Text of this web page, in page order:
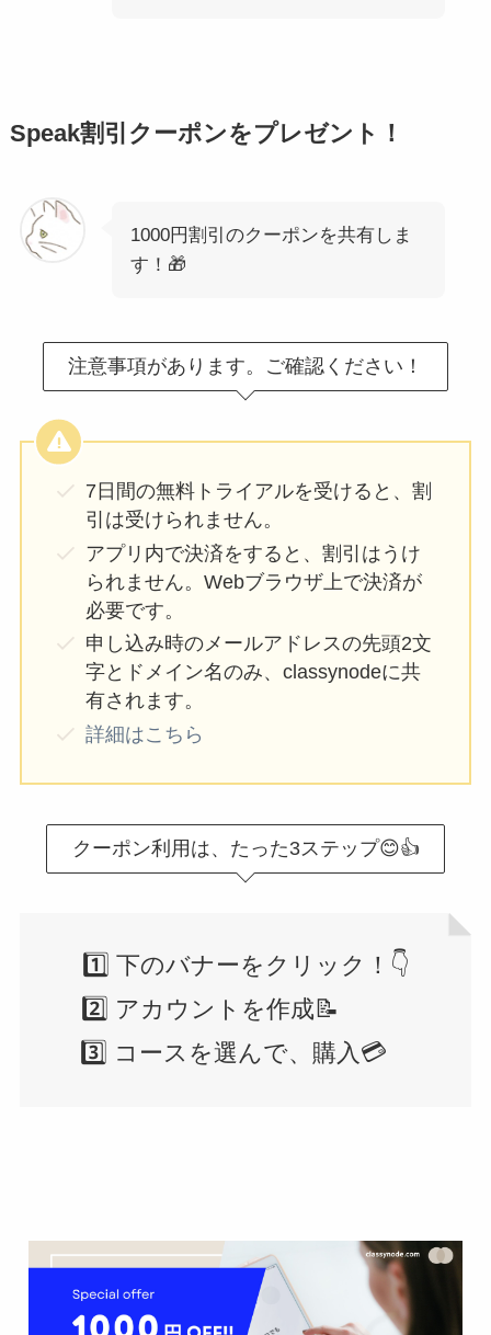
Speak割引クーポンをプレゼント！
1000円割引のクーポンを共有しま
す！🎁
注意事項があります。ご確認ください！
7日間の無料トライアルを受けると、割
引は受けられません。
アプリ内で決済をすると、割引はうけ
られません。Webブラウザ上で決済が
必要です。
申し込み時のメールアドレスの先頭2文
字とドメイン名のみ、classynodeに共
有されます。
詳細はこちら
クーポン利用は、たった3ステップ😊👍
1️⃣ 下のバナーをクリック！👇
2️⃣ アカウントを作成📝
3️⃣ コースを選んで、購入💳